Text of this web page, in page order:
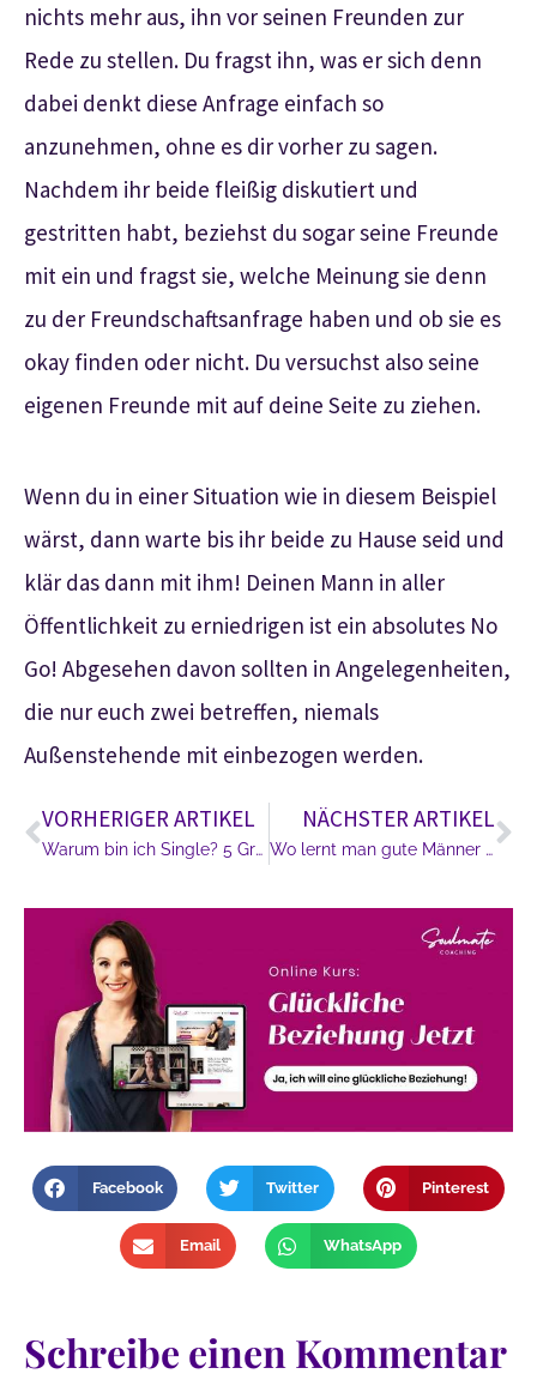
nichts mehr aus, ihn vor seinen Freunden zur
Rede zu stellen. Du fragst ihn, was er sich denn
dabei denkt diese Anfrage einfach so
anzunehmen, ohne es dir vorher zu sagen.
Nachdem ihr beide fleißig diskutiert und
gestritten habt, beziehst du sogar seine Freunde
mit ein und fragst sie, welche Meinung sie denn
zu der Freundschaftsanfrage haben und ob sie es
okay finden oder nicht. Du versuchst also seine
eigenen Freunde mit auf deine Seite zu ziehen.
Wenn du in einer Situation wie in diesem Beispiel
wärst, dann warte bis ihr beide zu Hause seid und
klär das dann mit ihm! Deinen Mann in aller
Öffentlichkeit zu erniedrigen ist ein absolutes No
Go! Abgesehen davon sollten in Angelegenheiten,
die nur euch zwei betreffen, niemals
Außenstehende mit einbezogen werden.
VORHERIGER ARTIKEL
Warum bin ich Single? 5 Gründe
NÄCHSTER ARTIKEL
Wo lernt man gute Männer kennen?
Facebook Twitter Pinterest
Email WhatsApp
Schreibe einen Kommentar